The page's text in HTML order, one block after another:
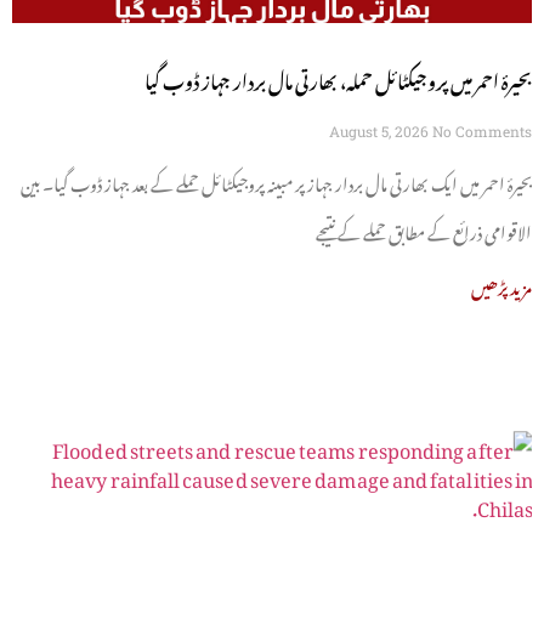
بحیرۂ احمر میں پروجیکٹائل حملہ، بھارتی مال بردار جہاز ڈوب گیا
August 5, 2026 No Comments
بحیرۂ احمر میں ایک بھارتی مال بردار جہاز پر مبینہ پروجیکٹائل حملے کے بعد جہاز ڈوب گیا۔ بین
الاقوامی ذرائع کے مطابق حملے کے نتیجے
مزید پڑھیں